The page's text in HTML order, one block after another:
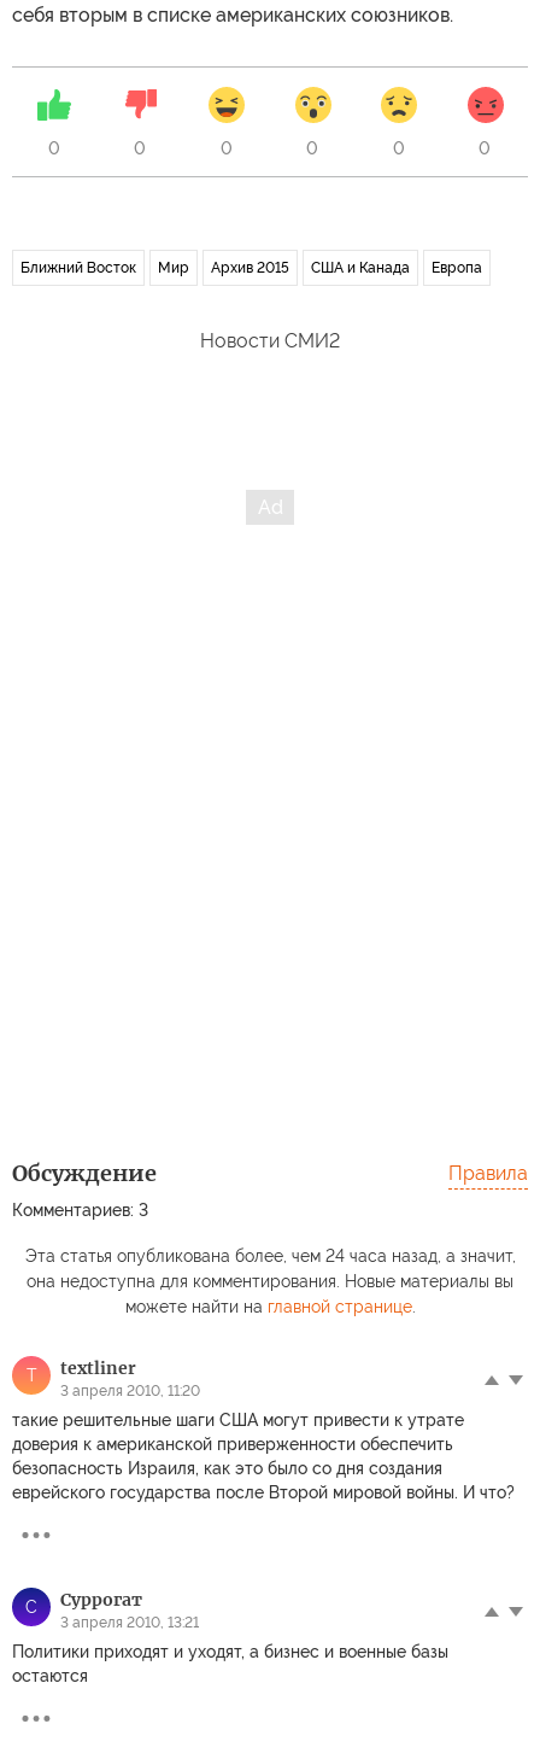
себя вторым в списке американских союзников.
0 0 0 0 0 0
Ближний Восток Мир Архив 2015 США и Канада Европа
Новости СМИ2
Обсуждение
Комментариев: 3
Правила
Эта статья опубликована более, чем 24 часа назад, а значит,
она недоступна для комментирования. Новые материалы вы
можете найти на главной странице.
T textliner
3 апреля 2010, 11:20
такие решительные шаги США могут привести к утрате
доверия к американской приверженности обеспечить
безопасность Израиля, как это было со дня создания
еврейского государства после Второй мировой войны. И что?
С Суррогат
3 апреля 2010, 13:21
Политики приходят и уходят, а бизнес и военные базы
остаются